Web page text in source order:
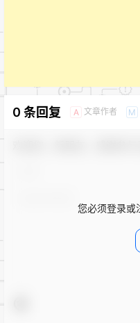
0 条回复 A 文章作者 M
您必须登录或